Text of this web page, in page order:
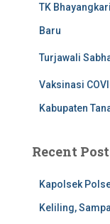
TK
Baru
Turjawali
Vaksinasi
Kabupaten
Recent
Kapolsek
Keliling,